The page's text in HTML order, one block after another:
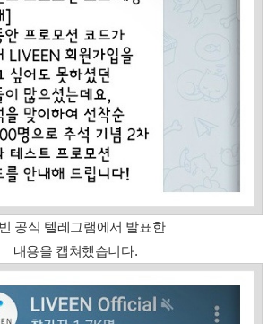
공식 텔레그램에서 발표한
내용을 캡쳐했습니다.